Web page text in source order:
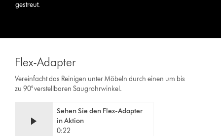
gestreut.
Flex-Adapter
Vereinfacht das Reinigen unter Möbeln durch einen um bis
zu 90° verstellbaren Saugrohrwinkel.
Transcript
transcription
Sehen Sie den Flex-Adapter
in Aktion
0:22